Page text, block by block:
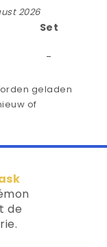
2026
Set
-
geladen
of
de